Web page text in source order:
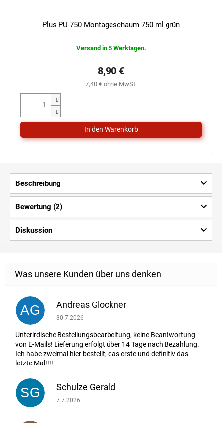
Plus PU 750 Montageschaum 750 ml grün
Versand in 5 Werktagen.
7,40 € ohne MwSt.
8,90 €
Beschreibung
Bewertung (2)
Diskussion
AG Andreas Glöckner
Die Shop-Bewertung beträgt 1 von 5 Sternen.
30.7.2026
Unterirdische Bestellungsbearbeitung, keine Beantwortung
von E-Mails! Lieferung erfolgt über 14 Tage nach Bezahlung.
Ich habe zweimal hier bestellt, das erste und definitiv das
letzte Mal!!!!
SG Schulze Gerald
Die Shop-Bewertung beträgt 5 von 5 Sternen.
7.7.2026